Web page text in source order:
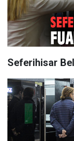
Seferihisar